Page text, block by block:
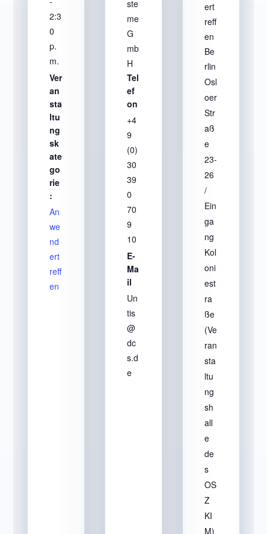
2:3
0
p.
m.
Ver
an
sta
ltu
ng
sk
ate
go
rie
:
An
we
nd
ert
reff
en
ert
reff
en
Be
rlin
Osl
oer
Str
aß
e
23-
26
/
Ein
ga
ng
Kol
oni
est
ra
ße
(Ve
ran
sta
ltu
ng
sh
all
e
de
s
OS
Z
KI
M)
ste
me
G
mb
H
Tel
ef
on
+4
9
(0)
30
39
0
70
9
10
E-
Ma
il
Un
tis
@
dc
s.d
e